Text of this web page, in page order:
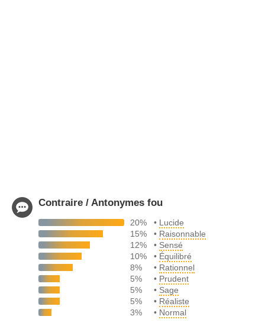
Contraire / Antonymes fou
20% • Lucide
15%
• Raisonnable
12%
• Sensé
10%
• Équilibré
8%
• Rationnel
5%
• Prudent
5%
• Sage
5%
• Réaliste
3%
• Normal